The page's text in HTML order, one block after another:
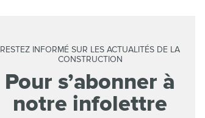
RESTEZ INFORMÉ SUR LES ACTUALITÉS DE LA
CONSTRUCTION
Pour s’abonner à
notre infolettre